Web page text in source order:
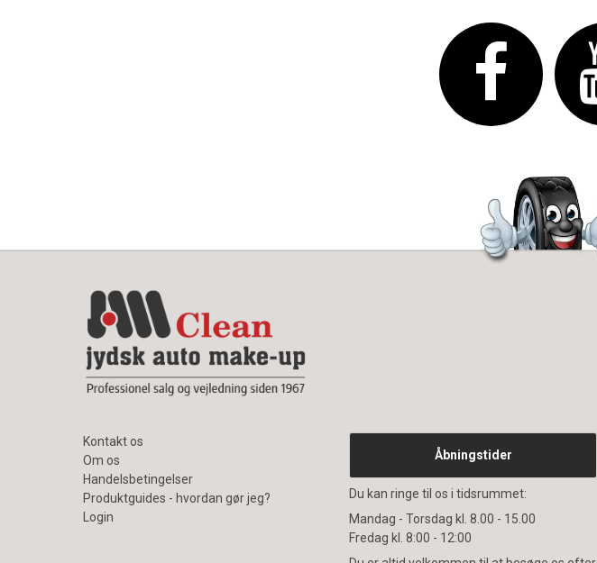
Kontakt os
Om os
Handelsbetingelser
Produktguides - hvordan gør jeg?
Login
Åbningstider
Du kan ringe til os i tidsrummet:
Mandag - Torsdag kl. 8.00 - 15.00
Fredag kl. 8:00 - 12:00